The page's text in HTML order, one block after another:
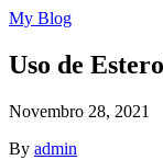
My Blog
Uso de
Novembro 28, 2021
By admin